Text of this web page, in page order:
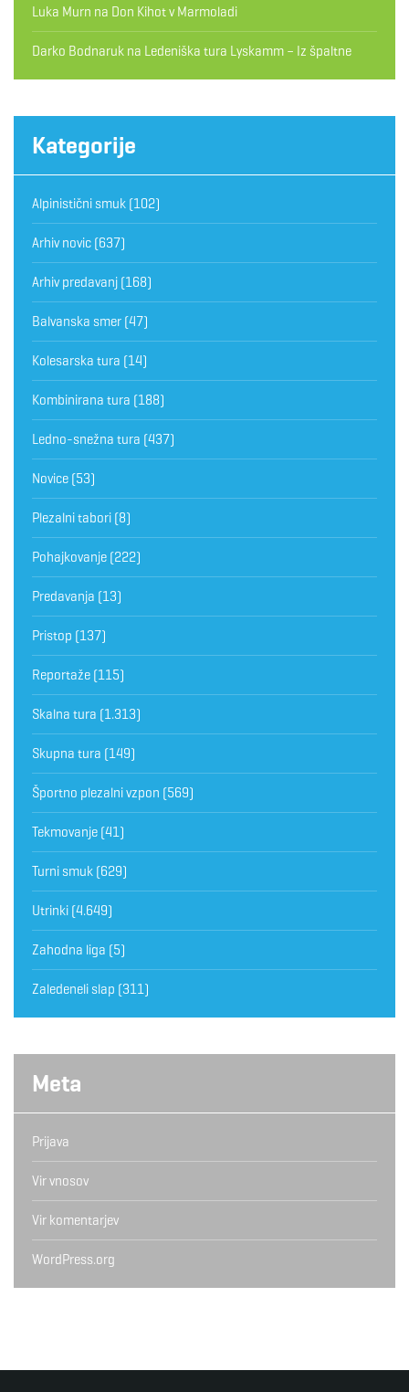
Luka Murn na Don Kihot v Marmoladi
Darko Bodnaruk na Ledeniška tura Lyskamm – Iz špaltne
Kategorije
Alpinistični smuk (102)
Arhiv novic (637)
Arhiv predavanj (168)
Balvanska smer (47)
Kolesarska tura (14)
Kombinirana tura (188)
Ledno-snežna tura (437)
Novice (53)
Plezalni tabori (8)
Pohajkovanje (222)
Predavanja (13)
Pristop (137)
Reportaže (115)
Skalna tura (1.313)
Skupna tura (149)
Športno plezalni vzpon (569)
Tekmovanje (41)
Turni smuk (629)
Utrinki (4.649)
Zahodna liga (5)
Zaledeneli slap (311)
Meta
Prijava
Vir vnosov
Vir komentarjev
WordPress.org